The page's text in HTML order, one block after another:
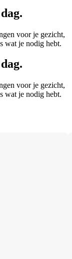
voor je gezicht,
wat je nodig hebt.
voor je gezicht,
wat je nodig hebt.